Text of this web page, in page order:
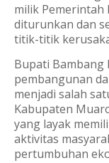
milik Pemerintah
diturunkan dan
titik-titik
Bupati Bambang
pembangunan
menjadi salah
Kabupaten
yang layak
aktivitas
pertumbuhan